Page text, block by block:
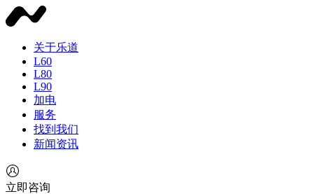
关于乐道
L60
L80
L90
加电
服务
找到我们
新闻资讯
立即咨询